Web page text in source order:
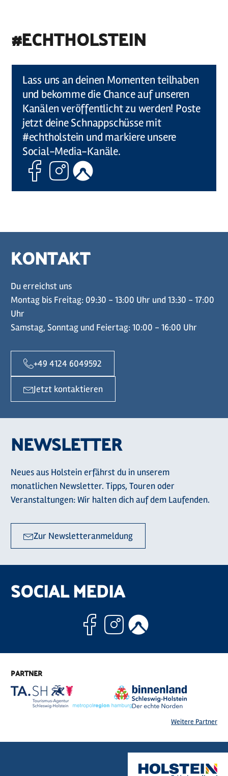
#ECHTHOLSTEIN
Lass uns an deinen Momenten teilhaben
und bekomme die Chance auf unseren
Kanälen veröffentlicht zu werden! Poste
jetzt deine Schnappschüsse mit
#echtholstein und markiere unsere
Social-Media-Kanäle.
FacebookInstagram
Komoot
KONTAKT
Du erreichst uns
Montag bis Freitag: 09:30 - 13:00 Uhr und 13:30 - 17:00
Uhr
Samstag, Sonntag und Feiertag: 10:00 - 16:00 Uhr
+49 4124 6049592
Jetzt kontaktieren
NEWSLETTER
Neues aus Holstein erfährst du in unserem
monatlichen Newsletter. Tipps, Touren oder
Veranstaltungen: Wir halten dich auf dem Laufenden.
Zur Newsletteranmeldung
SOCIAL MEDIA
Facebook
Instagram
PARTNER
Weitere Partner